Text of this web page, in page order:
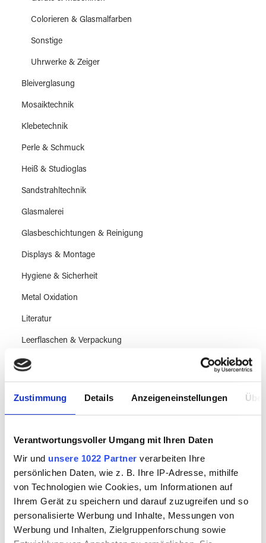
Zustimmung Details Anzeigeneinstellungen
Verantwortungsvoller Umgang mit Ihren Daten
Wir und unsere 1022 Partner verarbeiten Ihre
persönlichen Daten, wie z. B. Ihre IP-Adresse, mithilfe
von Technologien wie Cookies, um Informationen auf
Ihrem Gerät zu speichern und darauf zuzugreifen und so
personalisierte Werbung und Inhalte, Messungen von
Werbung und Inhalten, Zielgruppenforschung sowie
Colorieren & Glasmalfarben
Sonstige
Uhrwerke & Zeiger
Bleiverglasung
Mosaiktechnik
Klebetechnik
Perle & Schmuck
Heiß & Studioglas
Sandstrahltechnik
Glasmalerei
Glasbeschichtungen & Reinigung
Displays & Montage
Hygiene & Sicherheit
Metal Oxidation
Literatur
Leerflaschen & Verpackung
Besuch vereinbaren
Magazine & Kultur